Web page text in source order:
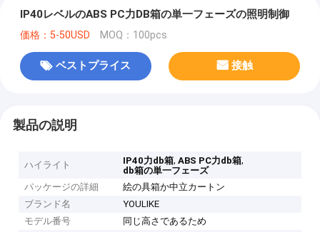
IP40レベルのABS PC力DB箱の単一フェーズの照明制御
価格：5-50USD MOQ：100pcs
ベストプライス 接触
製品の説明
ハイライト IP40力db箱,ABS PC力db箱,
db箱の単一フェーズ
パッケージの詳細
絵の具箱か中立カートン
ブランド名
YOULIKE
モデル番号
同じ高さであるため